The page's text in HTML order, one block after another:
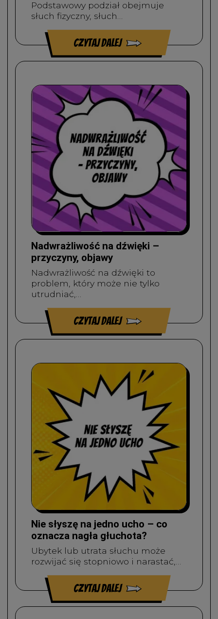
Podstawowy podział obejmuje
słuch fizyczny, słuch…
czytaj dalej
Nadwrażliwość na dźwięki –
przyczyny, objawy
Nadwrażliwość na dźwięki to
problem, który może nie tylko
utrudniać,…
czytaj dalej
Nie słyszę na jedno ucho – co
oznacza nagła głuchota?
Ubytek lub utrata słuchu może
rozwijać się stopniowo i narastać,…
czytaj dalej